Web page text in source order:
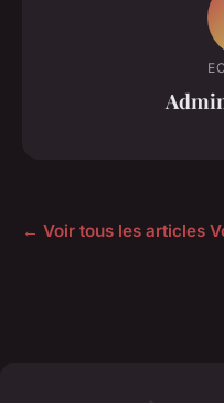
← Voir tous les articles